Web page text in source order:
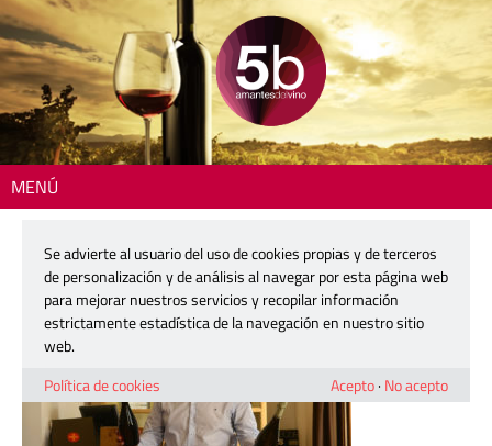
MENÚ
26 julio, 2018
Se advierte al usuario del uso de cookies propias y de terceros
de personalización y de análisis al navegar por esta página web
para mejorar nuestros servicios y recopilar información
estrictamente estadística de la navegación en nuestro sitio
web.
Política de cookies
Acepto· No acepto